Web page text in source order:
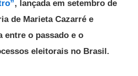
, lançada em setembro de
de Marieta Cazarré e
entre o passado e o
eleitorais no Brasil.